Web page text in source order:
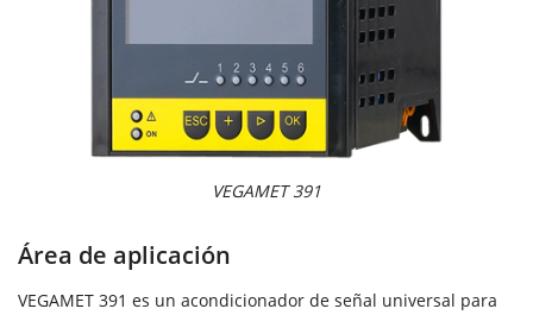
VEGAMET 391
Área de aplicación
VEGAMET 391 es un acondicionador de señal universal para